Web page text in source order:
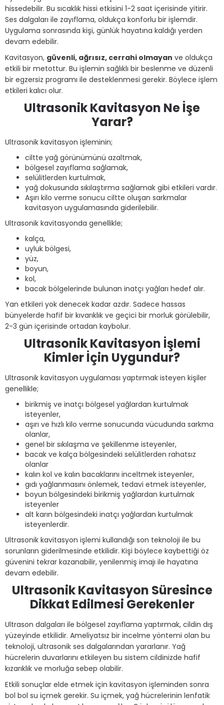
hissedebilir. Bu sıcaklık hissi etkisini 1-2 saat içerisinde yitirir.
Ses dalgaları ile zayıflama, oldukça konforlu bir işlemdir.
Uygulama sonrasında kişi, günlük hayatına kaldığı yerden
devam edebilir.
Kavitasyon, güvenli, ağrısız, cerrahi olmayan ve oldukça
etkili bir metottur. Bu işlemin sağlıklı bir beslenme ve düzenli
bir egzersiz programı ile desteklenmesi gerekir. Böylece işlem
etkileri kalıcı olur.
Ultrasonik Kavitasyon Ne İşe
Yarar?
Ultrasonik kavitasyon işleminin;
ciltte yağ görünümünü azaltmak,
bölgesel zayıflama sağlamak,
selülitlerden kurtulmak,
yağ dokusunda sıkılaştırma sağlamak gibi etkileri vardır.
Aşırı kilo verme sonucu ciltte oluşan sarkmalar
kavitasyon uygulamasında giderilebilir.
Ultrasonik kavitasyonda genellikle;
kalça,
uyluk bölgesi,
yüz,
boyun,
kol,
bacak bölgelerinde bulunan inatçı yağları hedef alır.
Yan etkileri yok denecek kadar azdır. Sadece hassas
bünyelerde hafif bir kıvarıklık ve geçici bir morluk görülebilir,
2-3 gün içerisinde ortadan kaybolur.
Ultrasonik Kavitasyon İşlemi
Kimler İçin Uygundur?
Ultrasonik kavitasyon uygulaması yaptırmak isteyen kişiler
genellikle;
birikmiş ve inatçı bölgesel yağlardan kurtulmak
isteyenler,
aşırı ve hızlı kilo verme sonucunda vücudunda sarkma
olanlar,
genel bir sıkılaşma ve şekillenme isteyenler,
bacak ve kalça bölgesindeki selülitlerden rahatsız
olanlar
kalın kol ve kalın bacaklarını inceltmek isteyenler,
gıdı yağlanmasını önlemek, tedavi etmek isteyenler,
boyun bölgesindeki birikmiş yağlardan kurtulmak
isteyenler
alt karın bölgesindeki inatçı yağlardan kurtulmak
isteyenlerdir.
Ultrasonik kavitasyon işlemi kullandığı son teknoloji ile bu
sorunların giderilmesinde etkilidir. Kişi böylece kaybettiği öz
güvenini tekrar kazanabilir, yenilenmiş imajı ile hayatına
devam edebilir.
Ultrasonik Kavitasyon Süresince
Dikkat Edilmesi Gerekenler
Ultrason dalgaları ile bölgesel zayıflama yaptırmak, cildin dış
yüzeyinde etkilidir. Ameliyatsız bir incelme yöntemi olan bu
teknoloji, ultrasonik ses dalgalarından yararlanır. Yağ
hücrelerin duvarlarını etkileyen bu sistem cildinizde hafif
kızarıklık ve morluğa sebep olabilir.
Etkili sonuçlar elde etmek için kavitasyon işleminden sonra
bol bol su içmek gerekir. Su içmek, yağ hücrelerinin lenfatik